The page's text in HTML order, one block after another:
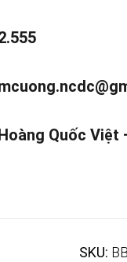
Quốc Việt
SKU: